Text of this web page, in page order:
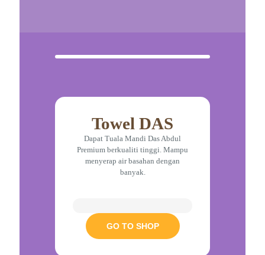
Towel DAS
Dapat Tuala Mandi Das Abdul
Premium berkualiti tinggi. Mampu
menyerap air basahan dengan
banyak.
GO TO SHOP